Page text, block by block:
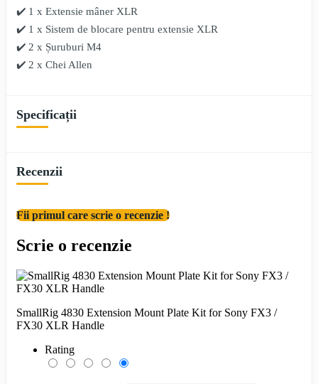
✔️ 1 x Extensie mâner XLR
✔️ 1 x Sistem de blocare pentru extensie XLR
✔️ 2 x Șuruburi M4
✔️ 2 x Chei Allen
Specificații
Recenzii
Fii primul care scrie o recenzie !
Scrie o recenzie
SmallRig 4830 Extension Mount Plate Kit for Sony FX3 /
FX30 XLR Handle
Rating